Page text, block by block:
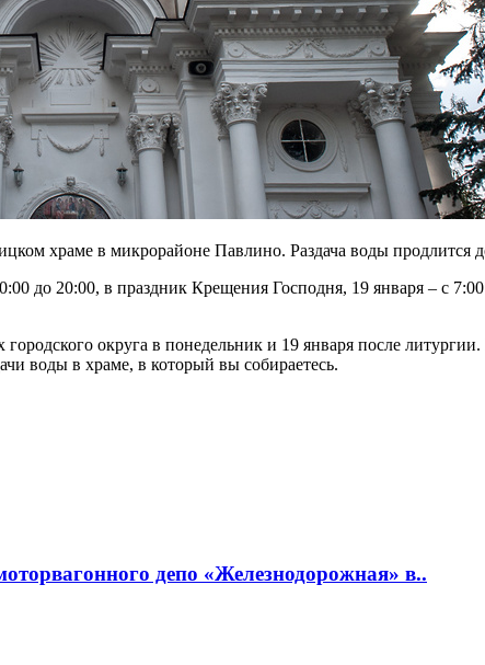
храме в микрорайоне Павлино. Раздача воды продлится
до 20:00, в праздник Крещения Господня, 19 января – с
городского округа в понедельник и 19 января после
воды в храме, в который вы собираетесь.
депо «Железнодорожная» в..